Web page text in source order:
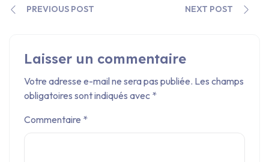
PREVIOUS POST NEXT POST
Laisser un commentaire
Votre adresse e-mail ne sera pas publiée. Les champs
obligatoires sont indiqués avec *
Commentaire *